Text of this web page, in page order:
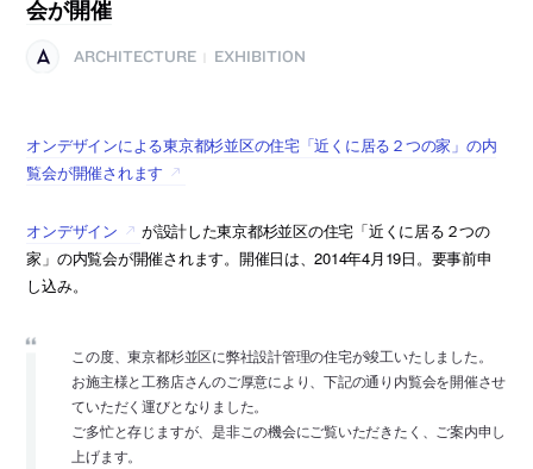
会が開催
ARCHITECTURE EXHIBITION
オンデザインによる東京都杉並区の住宅「近くに居る２つの家」の内
覧会が開催されます
オンデザイン
が設計した東京都杉並区の住宅「近くに居る２つの
家」の内覧会が開催されます。開催日は、2014年4月19日。要事前申
し込み。
この度、東京都杉並区に弊社設計管理の住宅が竣工いたしました。
お施主様と工務店さんのご厚意により、下記の通り内覧会を開催させ
ていただく運びとなりました。
ご多忙と存じますが、是非この機会にご覧いただきたく、ご案内申し
上げます。